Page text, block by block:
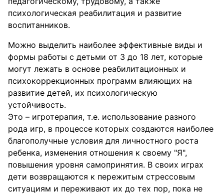
психологическая реабилитация и развитие
воспитанников.
Можно выделить наиболее эффективные виды и
формы работы с детьми от 3 до 18 лет, которые
могут лежать в основе реабилитационных и
психокоррекционных программ влияющих на
развитие детей, их психологическую
устойчивость.
Это – игротерапия, т.е. использование разного
рода игр, в процессе которых создаются наиболее
благополучные условия для личностного роста
ребенка, изменения отношения к своему "Я",
повышения уровня самопринятия. В своих играх
дети возвращаются к пережитым стрессовым
ситуациям и переживают их до тех пор, пока не